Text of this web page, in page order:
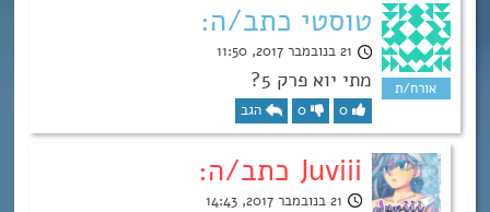
טוסטי כתב/ה:
21 בנובמבר 2017, 11:50
מתי יוא פרק 5?
0
0 הגב
Juviii כתב/ה:
21 בנובמבר 2017, 14:43